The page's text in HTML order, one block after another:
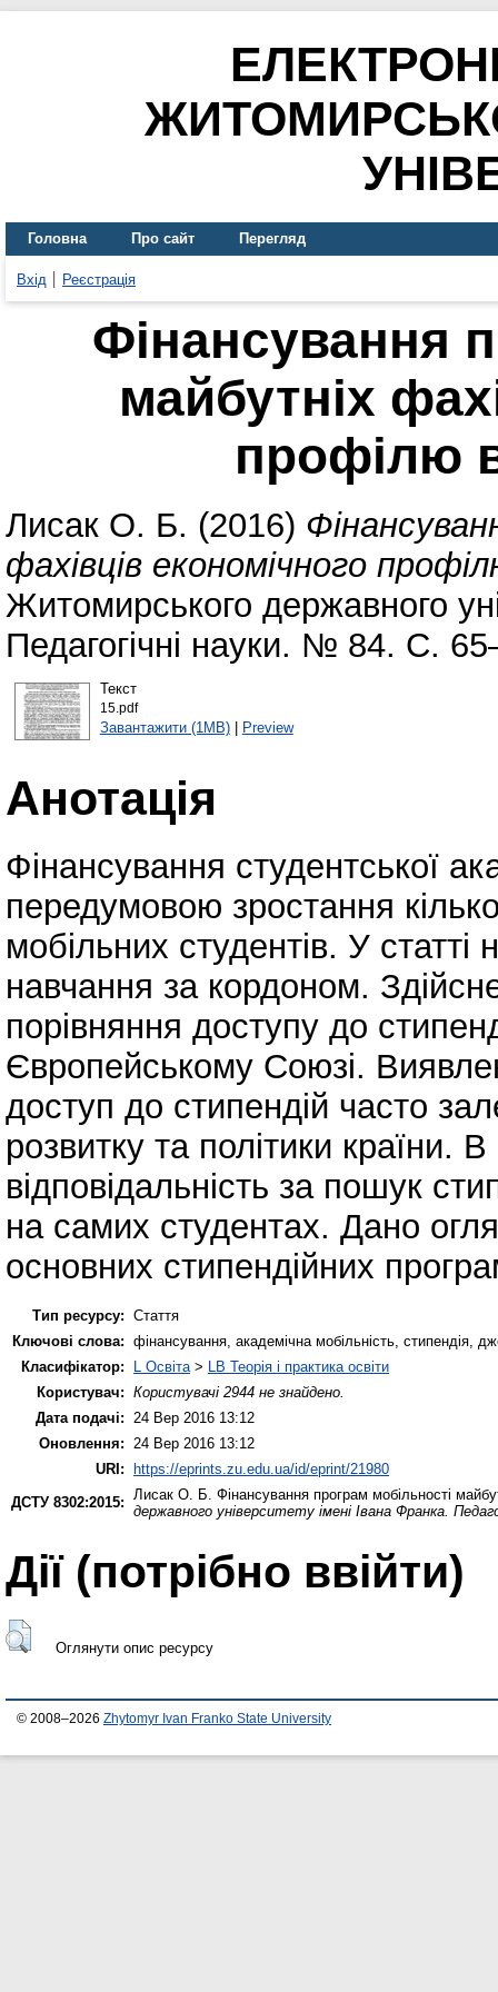
Головна Про сайт Перегляд
Вхід Реєстрація
Фінансування
майбутніх
профілю
Лисак О. Б. (2016)
фахівців економічного
Житомирського державного
Педагогічні науки. № 84. С.
Текст
15.pdf
Завантажити (1MB)| Preview
Анотація
Фінансування студентської
передумовою зростання
мобільних студентів. У
навчання за кордоном.
порівняння доступу до
Європейському Союзі.
доступ до стипендій часто
розвитку та політики країни. В
відповідальність за пошук
на самих студентах. Дано
основних стипендійних
Тип ресурсу: Стаття
Ключові слова: фінансування, академічна мобільність, стипендія,
Класифікатор:
L Освіта > LB Теорія і практика освіти
Користувач: Користувачі 2944 не знайдено.
Дата подачі:
24 Вер 2016 13:12
Оновлення:
24 Вер 2016 13:12
URI: https://eprints.zu.edu.ua/id/eprint/21980
ДСТУ 8302:2015:
Лисак О. Б. Фінансування програм мобільності
державного університету імені Івана Франка.
Дії ​​(потрібно ввійти)
Оглянути опис ресурсу
© 2008–2026 Zhytomyr Ivan Franko State University